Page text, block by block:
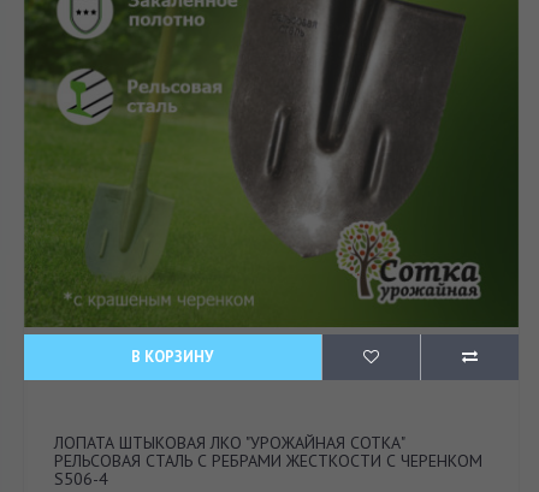
В КОРЗИНУ
ЛОПАТА ШТЫКОВАЯ ЛКО "УРОЖАЙНАЯ СОТКА"
РЕЛЬСОВАЯ СТАЛЬ С РЕБРАМИ ЖЕСТКОСТИ С ЧЕРЕНКОМ
S506-4